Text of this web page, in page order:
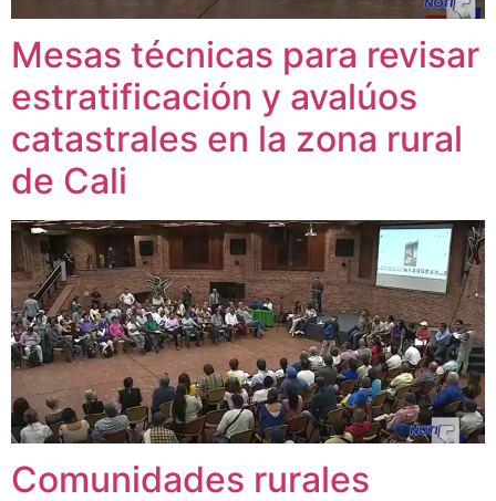
Mesas técnicas para revisar
estratificación y avalúos
catastrales en la zona rural
de Cali
Comunidades rurales